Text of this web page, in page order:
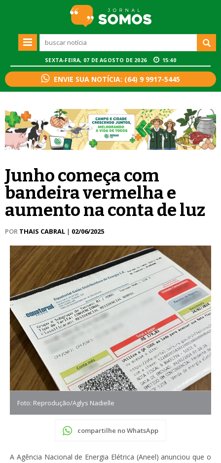
SEXTA-FEIRA, 07 DE AGOSTO DE 2026 15:40
ENVIE SUA NOTÍCIA: (64) 9 9917-5445
Junho começa com
bandeira vermelha e
aumento na conta de luz
POR THAIS CABRAL | 02/06/2025
Foto: Reprodução/Aglys Nadielle
compartilhe no WhatsApp
A Agência Nacional de Energia Elétrica (Aneel) anunciou que o